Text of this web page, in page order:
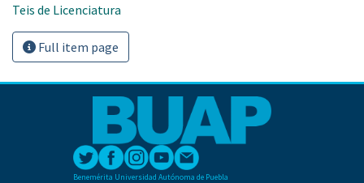
Teis de Licenciatura
Full item page
Benemérita Universidad Autónoma de Puebla